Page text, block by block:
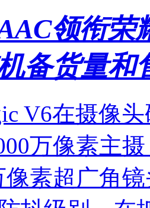
领衔荣
备货量和
V6在摄像
万像素主
像素超广角